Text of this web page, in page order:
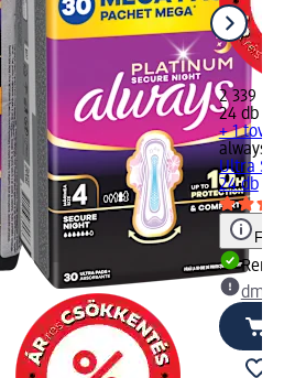
2 339 Ft
24 db
+ 1
always
Ultra
24 db
dm